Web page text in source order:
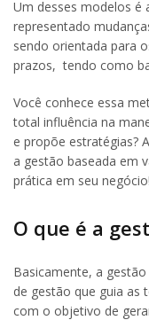
Um desses modelos é
representado
sendo orientada para
prazos, tendo como
Você conhece essa
total influência na
e propõe estratégias?
a gestão baseada em
prática em seu negócio!
O que é a
Basicamente, a
de gestão que guia as
com o objetivo de